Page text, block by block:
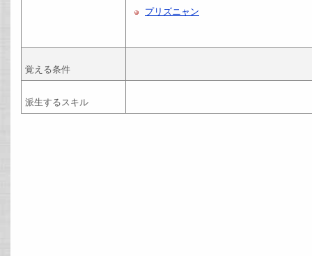
プリズニャン
覚える条件
派生するスキル